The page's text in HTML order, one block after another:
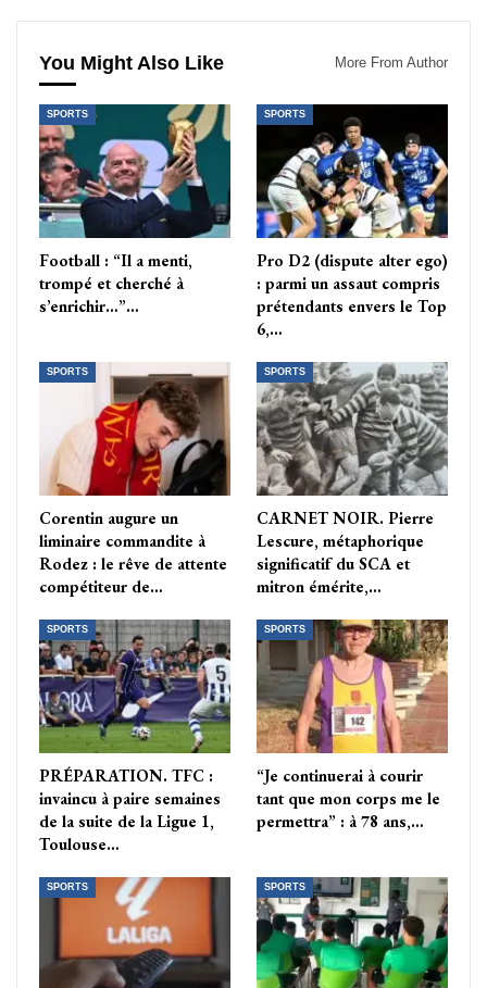
You Might Also Like More From Author
SPORTS
Football : “Il a menti,
trompé et cherché à
s’enrichir…”…
SPORTS
Pro D2 (dispute alter ego)
: parmi un assaut compris
prétendants envers le Top
6,…
SPORTS
Corentin augure un
liminaire commandite à
Rodez : le rêve de attente
compétiteur de…
SPORTS
CARNET NOIR. Pierre
Lescure, métaphorique
significatif du SCA et
mitron émérite,…
SPORTS
PRÉPARATION. TFC :
invaincu à paire semaines
de la suite de la Ligue 1,
Toulouse…
SPORTS
“Je continuerai à courir
tant que mon corps me le
permettra” : à 78 ans,…
SPORTS SPORTS